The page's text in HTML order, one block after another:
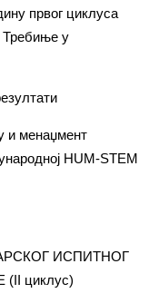
првог циклуса
Требиње у
и менаџмент
HUM-STEM
ИСПИТНОГ
циклус)